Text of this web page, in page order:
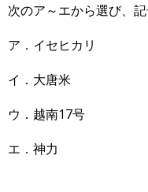
次のア～エから選び、記
ア．イセヒカリ
イ．大唐米
ウ．越南17号
エ．神力